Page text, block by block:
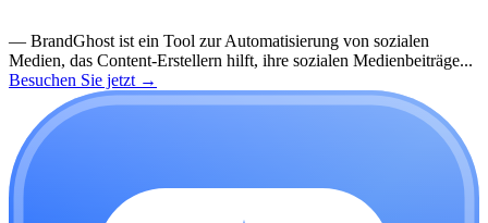
— BrandGhost ist ein Tool zur Automatisierung von sozialen
Medien, das Content-Erstellern hilft, ihre sozialen Medienbeiträge...
Besuchen Sie jetzt →